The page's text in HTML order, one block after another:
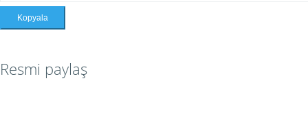
Kopyala
Resmi paylaş